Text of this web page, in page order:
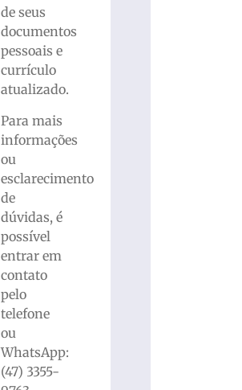
de seus
documentos
pessoais e
currículo
atualizado.
Para mais
informações
ou
esclarecimento
de
dúvidas, é
possível
entrar em
contato
pelo
telefone
ou
WhatsApp:
(47) 3355-